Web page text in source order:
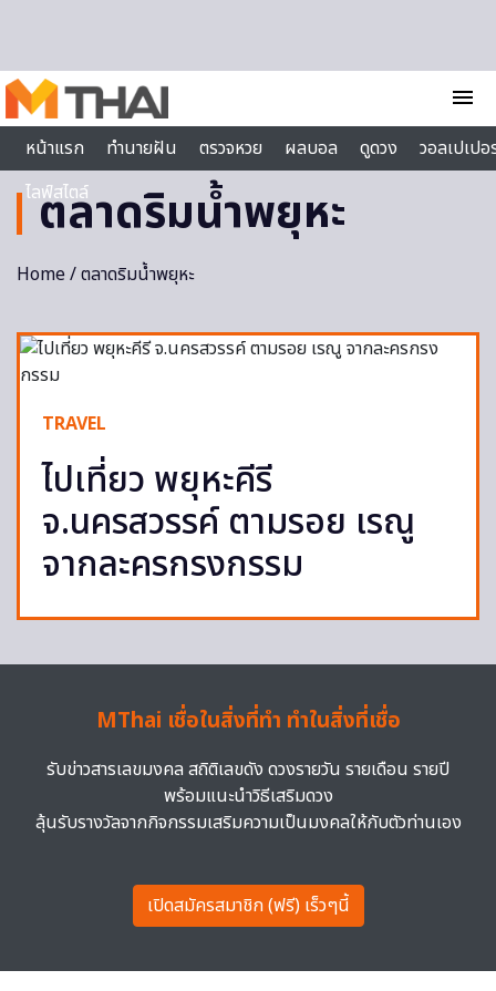
menu
หน้าแรก
ทำนายฝัน ตรวจหวย ผลบอล ดูดวง
วอลเปเป
ไลฟ์สไตล์
ตลาดริมน้ำพยุหะ
Home/ ตลาดริมน้ำพยุหะ
TRAVEL
ไปเที่ยว พยุหะคีรี
จ.นครสวรรค์ ตามรอย เรณู
จากละครกรงกรรม
MThai เชื่อในสิ่งที่ทำ ทำในสิ่งที่เชื่อ
รับข่าวสารเลขมงคล สถิติเลขดัง ดวงรายวัน รายเดือน รายปี
พร้อมแนะนำวิธีเสริมดวง
ลุ้นรับรางวัลจากกิจกรรมเสริมความเป็นมงคลให้กับตัวท่านเอง
เปิดสมัครสมาชิก (ฟรี) เร็วๆนี้